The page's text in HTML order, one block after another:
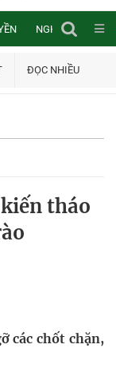
NGHIÊN CỨU
ĐỌC NHIỀU
tháo
các chốt chặn,